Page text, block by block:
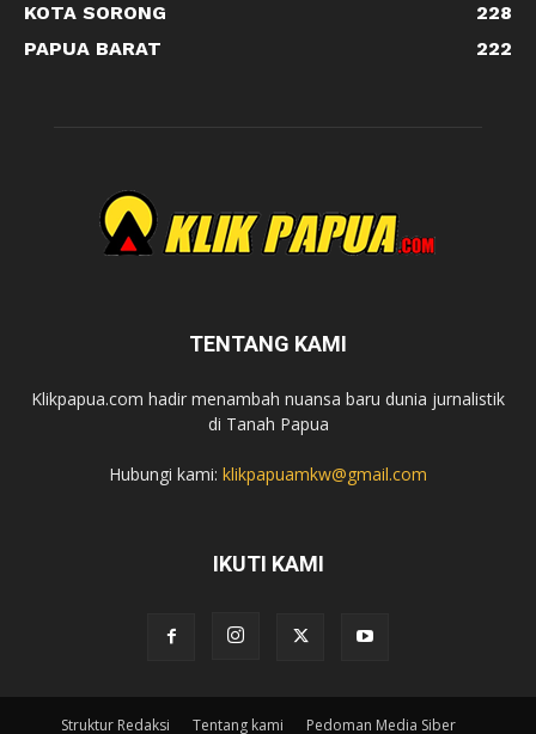
KOTA SORONG
228
PAPUA BARAT
222
TENTANG KAMI
Klikpapua.com hadir menambah nuansa baru dunia jurnalistik
di Tanah Papua
Hubungi kami: klikpapuamkw@gmail.com
IKUTI KAMI
Struktur Redaksi Tentang kami Pedoman Media Siber